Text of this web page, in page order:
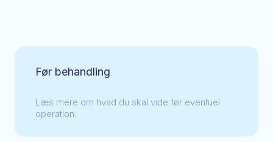
Før behandling​
Læs mere om hvad du skal vide før eventuel
operation.